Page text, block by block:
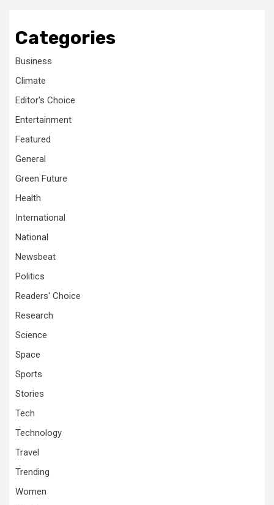
Categories
Business
Climate
Editor's Choice
Entertainment
Featured
General
Green Future
Health
International
National
Newsbeat
Politics
Readers' Choice
Research
Science
Space
Sports
Stories
Tech
Technology
Travel
Trending
Women